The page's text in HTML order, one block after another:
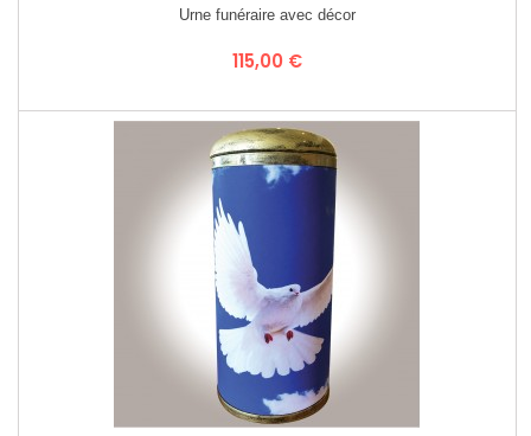
Urne funéraire avec décor
Prix
115,00 €